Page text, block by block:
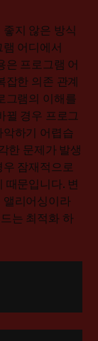
지 않은 방식
어디에서
은 프로그램 어
잡한 의존 관계
그램의 이해를
뀔 경우 프로그
하기 어렵습
한 문제가 발생
잠재적으로
때문입니다. 변
앨리어싱이라
는 최적화 하